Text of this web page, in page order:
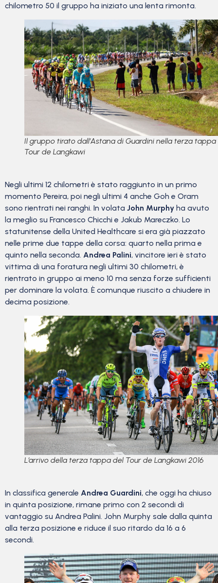
chilometro 50 il gruppo ha iniziato una lenta rimonta.
Il gruppo tirato dall’Astana di Guardini nella terza tappa
Tour de Langkawi
Negli ultimi 12 chilometri è stato raggiunto in un primo
momento Pereira, poi negli ultimi 4 anche Goh e Oram
sono rientrati nei ranghi. In volata John Murphy ha avuto
la meglio su Francesco Chicchi e Jakub Mareczko. Lo
statunitense della United Healthcare si era già piazzato
nelle prime due tappe della corsa: quarto nella prima e
quinto nella seconda. Andrea Palini, vincitore ieri è stato
vittima di una foratura negli ultimi 30 chilometri, è
rientrato in gruppo ai meno 10 ma senza forze sufficienti
per dominare la volata. È comunque riuscito a chiudere in
decima posizione.
L’arrivo della terza tappa del Tour de Langkawi 2016
In classifica generale Andrea Guardini, che oggi ha chiuso
in quinta posizione, rimane primo con 2 secondi di
vantaggio su Andrea Palini. John Murphy sale dalla quinta
alla terza posizione e riduce il suo ritardo da 16 a 6
secondi.